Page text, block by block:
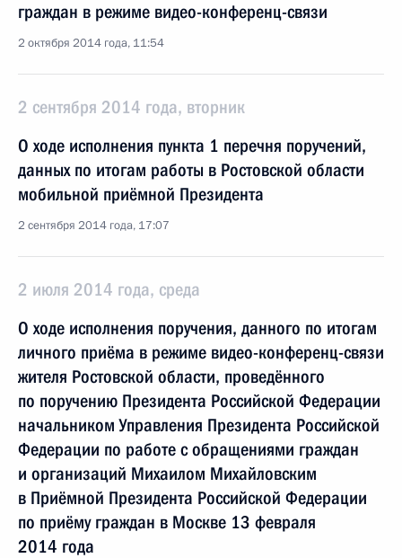
граждан в режиме видео-конференц-связи
2 октября 2014 года, 11:54
2 сентября 2014 года, вторник
О ходе исполнения пункта 1 перечня поручений,
данных по итогам работы в Ростовской области
мобильной приёмной Президента
2 сентября 2014 года, 17:07
2 июля 2014 года, среда
О ходе исполнения поручения, данного по итогам
личного приёма в режиме видео-конференц-связи
жителя Ростовской области, проведённого
по поручению Президента Российской Федерации
начальником Управления Президента Российской
Федерации по работе с обращениями граждан
и организаций Михаилом Михайловским
в Приёмной Президента Российской Федерации
по приёму граждан в Москве 13 февраля
2014 года